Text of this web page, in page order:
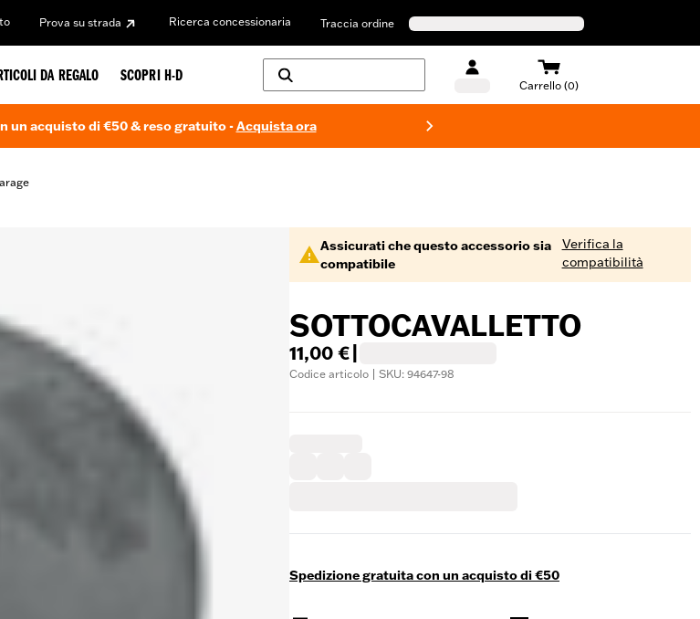
Prova su strada Ricerca concessionaria Traccia ordine
DA REGALO SCOPRI H-D
Carrello (0)
un acquisto di €50 & reso gratuito -Acquista ora
Assicurati che questo accessorio sia
compatibile
Verifica la
compatibilità
SOTTOCAVALLETTO
11,00 €
Codice articolo | SKU: 94647-98
Spedizione gratuita con un acquisto di €50